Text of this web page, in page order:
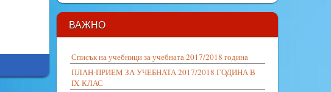
ВАЖНО
Списък на учебници за учебната 2017/2018 година
ПЛАН-ПРИЕМ ЗА УЧЕБНАТА 2017/2018 ГОДИНА В
IX КЛАС